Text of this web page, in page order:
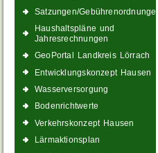
Satzungen/Gebührenordnungen
Haushaltspläne und
Jahresrechnungen
GeoPortal Landkreis Lörrach
Entwicklungskonzept Hausen
Wasserversorgung
Bodenrichtwerte
Verkehrskonzept Hausen
Lärmaktionsplan